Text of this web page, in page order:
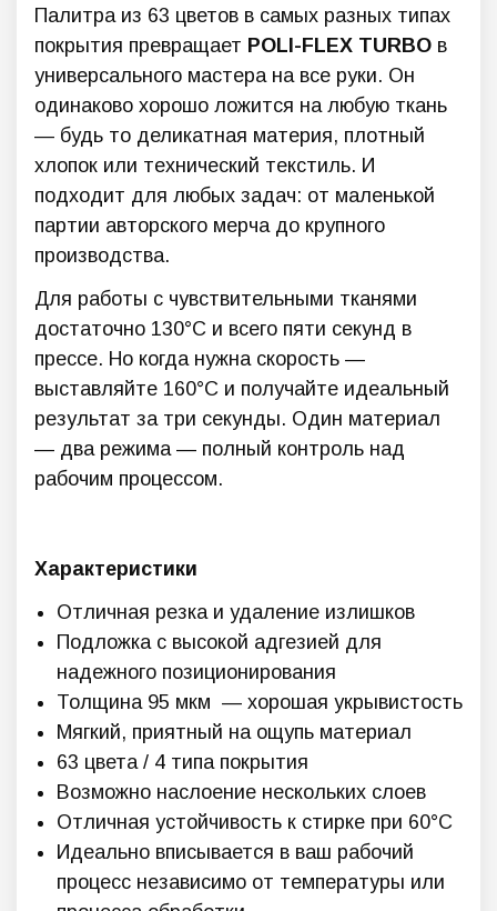
Палитра из 63 цветов в самых разных типах
покрытия превращает POLI-FLEX TURBO в
универсального мастера на все руки. Он
одинаково хорошо ложится на любую ткань
— будь то деликатная материя, плотный
хлопок или технический текстиль. И
подходит для любых задач: от маленькой
партии авторского мерча до крупного
производства.
Для работы с чувствительными тканями
достаточно 130°C и всего пяти секунд в
прессе. Но когда нужна скорость —
выставляйте 160°C и получайте идеальный
результат за три секунды. Один материал
— два режима — полный контроль над
рабочим процессом.
Характеристики
Отличная резка и удаление излишков
Подложка с высокой адгезией для
надежного позиционирования
Толщина 95 мкм — хорошая укрывистость
Мягкий, приятный на ощупь материал
63 цвета / 4 типа покрытия
Возможно наслоение нескольких слоев
Отличная устойчивость к стирке при 60°C
Идеально вписывается в ваш рабочий
процесс независимо от температуры или